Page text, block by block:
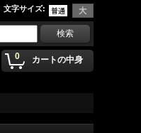
文字サイズ:
0 カートの中身